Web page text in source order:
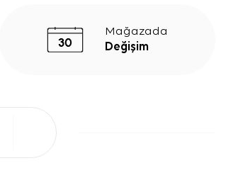
Mağazada
Değişim